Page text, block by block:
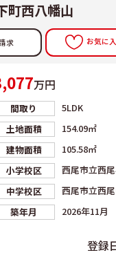
町西八幡山
求 お気に
万円
間取り
5LDK
土地面積
154.09㎡
建物面積
105.58㎡
小学校区
西尾市立西
中学校区
西尾市立西
築年月
2026年11月
登録